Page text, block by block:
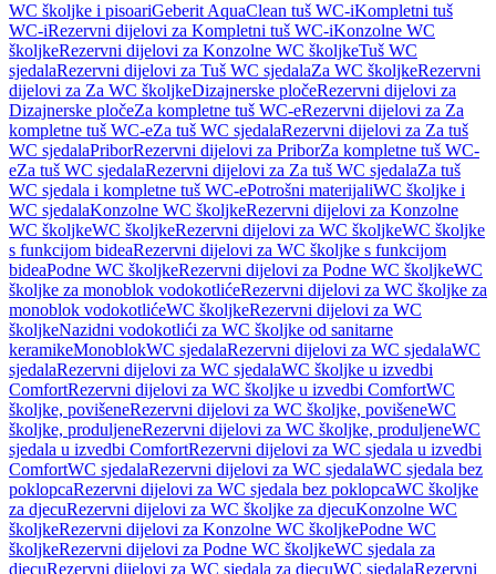
WC školjke i pisoariGeberit AquaClean tuš WC-iKompletni tuš
WC-iRezervni dijelovi za Kompletni tuš WC-iKonzolne WC
školjkeRezervni dijelovi za Konzolne WC školjkeTuš WC
sjedalaRezervni dijelovi za Tuš WC sjedalaZa WC školjkeRezervni
dijelovi za Za WC školjkeDizajnerske pločeRezervni dijelovi za
Dizajnerske pločeZa kompletne tuš WC-eRezervni dijelovi za Za
kompletne tuš WC-eZa tuš WC sjedalaRezervni dijelovi za Za tuš
WC sjedalaPriborRezervni dijelovi za PriborZa kompletne tuš WC-
eZa tuš WC sjedalaRezervni dijelovi za Za tuš WC sjedalaZa tuš
WC sjedala i kompletne tuš WC-ePotrošni materijaliWC školjke i
WC sjedalaKonzolne WC školjkeRezervni dijelovi za Konzolne
WC školjkeWC školjkeRezervni dijelovi za WC školjkeWC školjke
s funkcijom bideaRezervni dijelovi za WC školjke s funkcijom
bideaPodne WC školjkeRezervni dijelovi za Podne WC školjkeWC
školjke za monoblok vodokotlićeRezervni dijelovi za WC školjke za
monoblok vodokotlićeWC školjkeRezervni dijelovi za WC
školjkeNazidni vodokotlići za WC školjke od sanitarne
keramikeMonoblokWC sjedalaRezervni dijelovi za WC sjedalaWC
sjedalaRezervni dijelovi za WC sjedalaWC školjke u izvedbi
ComfortRezervni dijelovi za WC školjke u izvedbi ComfortWC
školjke, povišeneRezervni dijelovi za WC školjke, povišeneWC
školjke, produljeneRezervni dijelovi za WC školjke, produljeneWC
sjedala u izvedbi ComfortRezervni dijelovi za WC sjedala u izvedbi
ComfortWC sjedalaRezervni dijelovi za WC sjedalaWC sjedala bez
poklopcaRezervni dijelovi za WC sjedala bez poklopcaWC školjke
za djecuRezervni dijelovi za WC školjke za djecuKonzolne WC
školjkeRezervni dijelovi za Konzolne WC školjkePodne WC
školjkeRezervni dijelovi za Podne WC školjkeWC sjedala za
djecuRezervni dijelovi za WC sjedala za djecuWC sjedalaRezervni